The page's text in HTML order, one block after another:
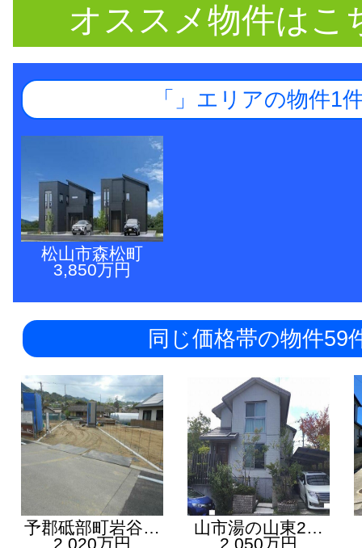
オススメ物件はこ
「」エリアの物件1
松山市森松町
3,850万円
同じ価格帯の物件59
予郡砥部町岩谷…
2,020万円
山市湯の山東2…
2,050万円